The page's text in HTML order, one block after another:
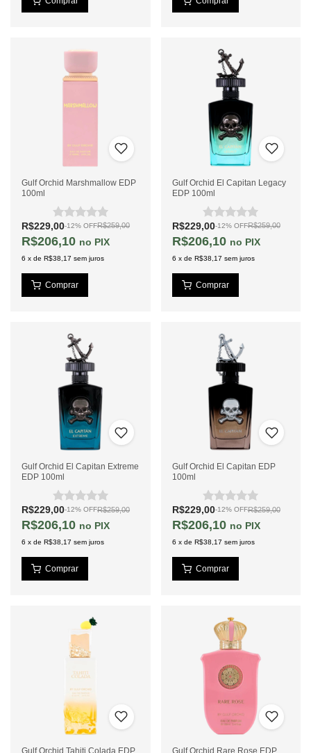
Gulf Orchid Marshmallow EDP
100ml
R$229,00-12% OFFR$259,00
R$206,10 PIX
6 x de R$38,17 sem juros
Gulf Orchid El Capitan Legacy
EDP 100ml
R$229,00-12% OFFR$259,00
R$206,10 PIX
6 x de R$38,17 sem juros
Gulf Orchid El Capitan Extreme
EDP 100ml
R$229,00-12% OFFR$259,00
R$206,10 PIX
6 x de R$38,17 sem juros
Gulf Orchid El Capitan EDP
100ml
R$229,00-12% OFFR$259,00
R$206,10 PIX
6 x de R$38,17 sem juros
Gulf Orchid Tahiti Colada EDP Gulf Orchid Rare Rose EDP